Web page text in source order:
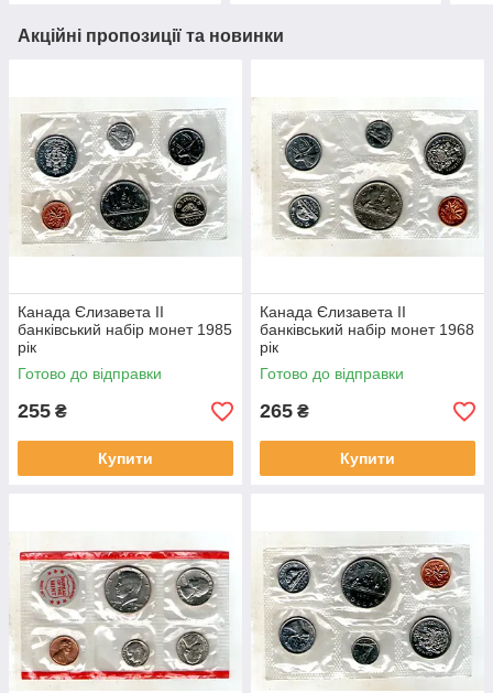
Акційні пропозиції та новинки
Канада Єлизавета II
банківський набір монет 1985
рік
Готово до відправки
255 ₴
Купити
Канада Єлизавета II
банківський набір монет 1968
рік
Готово до відправки
265 ₴
Купити